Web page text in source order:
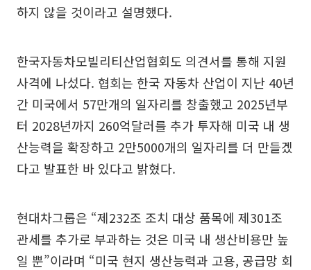
하지 않을 것이라고 설명했다.
한국자동차모빌리티산업협회도 의견서를 통해 지원
사격에 나섰다. 협회는 한국 자동차 산업이 지난 40년
간 미국에서 57만개의 일자리를 창출했고 2025년부
터 2028년까지 260억달러를 추가 투자해 미국 내 생
산능력을 확장하고 2만5000개의 일자리를 더 만들겠
다고 발표한 바 있다고 밝혔다.
현대차그룹은 “제232조 조치 대상 품목에 제301조
관세를 추가로 부과하는 것은 미국 내 생산비용만 높
일 뿐”이라며 “미국 현지 생산능력과 고용, 공급망 회